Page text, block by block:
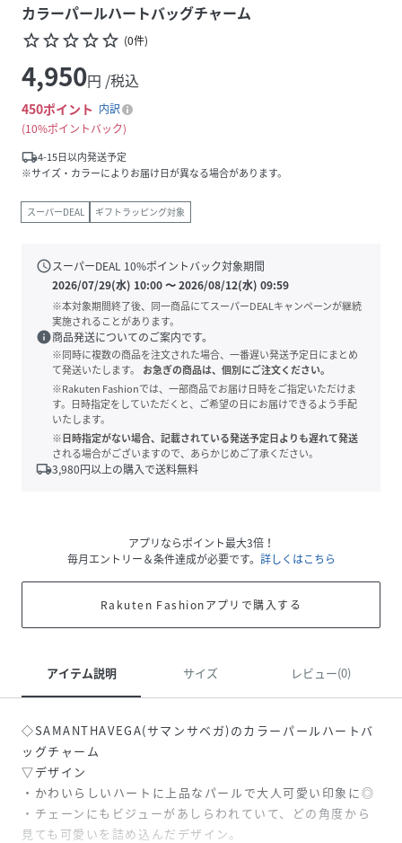
カラーパールハートバッグチャーム
star_borderstar_borderstar_borderstar_borderstar_border (0件)
4,950円 /税込
450ポイント 内訳
10%ポイントバック
local_shipping4-15日以内発送予定
※サイズ・カラーによりお届け日が異なる場合があります。
スーパーDEAL ギフトラッピング対象
scheduleスーパーDEAL 10%ポイントバック対象期間
2026/07/29(水) 10:00〜2026/08/12(水) 09:59
※本対象期間終了後、同一商品にてスーパーDEALキャンペーンが継続
実施されることがあります。
info商品発送についてのご案内です。
※同時に複数の商品を注文された場合、一番遅い発送予定日にまとめ
て発送いたします。
お急ぎの商品は、個別にご注文ください。
※Rakuten Fashionでは、一部商品でお届け日時をご指定いただけま
す。日時指定をしていただくと、ご希望の日にお届けできるよう手配
いたします。
※日時指定がない場合、記載されている発送予定日よりも遅れて発送
される場合がございますので、あらかじめご了承ください。
local_shipping3,980円以上の購入で送料無料
アプリならポイント最大3倍！
毎月エントリー＆条件達成が必要です。 詳しくはこちら
Rakuten Fashionアプリで購入する
アイテム説明 サイズ レビュー(0)
◇SAMANTHAVEGA(サマンサベガ)のカラーパールハートバ
ッグチャーム
▽デザイン
・かわいらしいハートに上品なパールで大人可愛い印象に◎
・チェーンにもビジューがあしらわれていて、どの角度から
見ても可愛いを詰め込んだデザイン。